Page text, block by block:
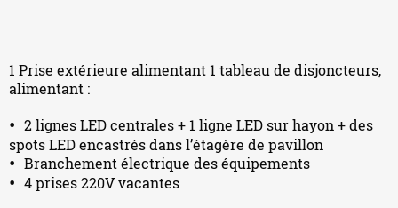
1 Prise extérieure alimentant 1 tableau de disjoncteurs,
alimentant :
2 lignes LED centrales + 1 ligne LED sur hayon + des
spots LED encastrés dans l’étagère de pavillon
Branchement électrique des équipements
4 prises 220V vacantes